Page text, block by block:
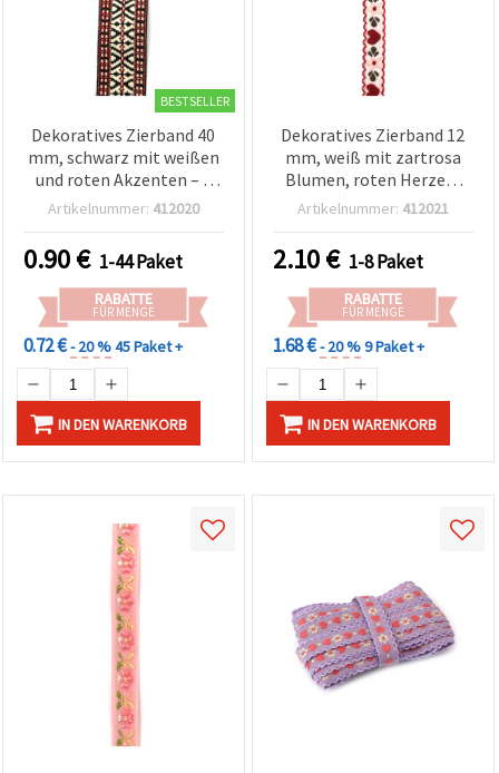
BESTSELLER
Dekoratives Zierband 40
mm, schwarz mit weißen
und roten Akzenten – 1
Meter
Artikelnummer: 412020
0.90€ 1-44 Paket
RABATTE
FÜR MENGE
0.72 €- 20 %45 Paket +
IN DEN WARENKORB
Dekoratives Zierband 12
mm, weiß mit zartrosa
Blumen, roten Herzen,
grünen Blättern und
Artikelnummer: 412021
2.10€ 1-8 Paket
RABATTE
FÜR MENGE
1.68 €- 20 %9 Paket +
IN DEN WARENKORB